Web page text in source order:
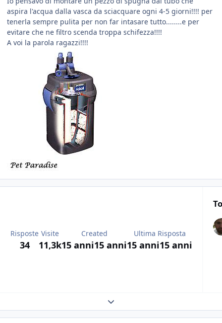
aspira l'acqua dalla vasca da sciacquare ogni 4-5 giorni!!!! per
tenerla sempre pulita per non far intasare tutto........e per
evitare che ne filtro scenda troppa schifezza!!!!
A voi la parola ragazzi!!!!
Risposte
34
Visite
11,3k
Created
15 anni15 anni
Ultima Risposta
15 anni15 anni
Expand topic overview